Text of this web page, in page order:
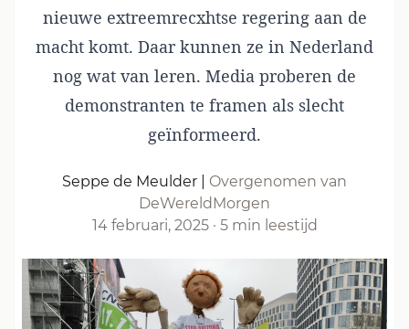
nieuwe extreemrecxhtse regering aan de
macht komt. Daar kunnen ze in Nederland
nog wat van leren. Media proberen de
demonstranten te framen als slecht
geïnformeerd.
Seppe de Meulder
Overgenomen van
DeWereldMorgen
14 februari, 2025 · 5 min leestijd